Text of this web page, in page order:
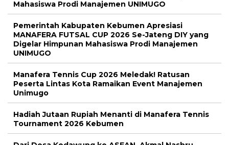
Mahasiswa Prodi Manajemen UNIMUGO
Pemerintah Kabupaten Kebumen Apresiasi
MANAFERA FUTSAL CUP 2026 Se-Jateng DIY yang
Digelar Himpunan Mahasiswa Prodi Manajemen
UNIMUGO
Manafera Tennis Cup 2026 Meledak! Ratusan
Peserta Lintas Kota Ramaikan Event Manajemen
Unimugo
Hadiah Jutaan Rupiah Menanti di Manafera Tennis
Tournament 2026 Kebumen